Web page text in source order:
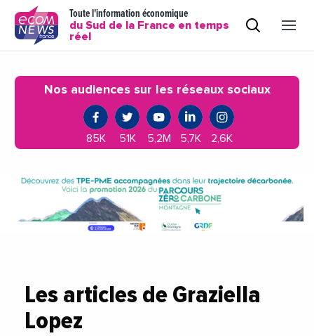
Toute l'information économique
du Sud de la France en temps
réel
Nos audiences sur les réseaux sociaux
85K 51K 5,2M 5,7K 2,6K
Les articles de Graziella
Lopez